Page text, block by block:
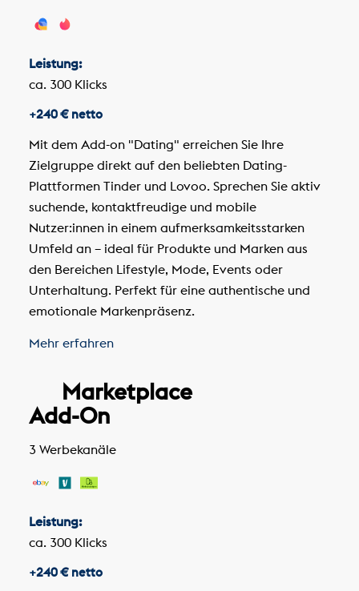
Leistung:
ca. 300 Klicks
+240 € netto
Mit dem Add-on "Dating" erreichen Sie Ihre
Zielgruppe direkt auf den beliebten Dating-
Plattformen Tinder und Lovoo. Sprechen Sie aktiv
suchende, kontaktfreudige und mobile
Nutzer:innen in einem aufmerksamkeitsstarken
Umfeld an – ideal für Produkte und Marken aus
den Bereichen Lifestyle, Mode, Events oder
Unterhaltung. Perfekt für eine authentische und
emotionale Markenpräsenz.
Mehr erfahren
Marketplace
Add-On
3 Werbekanäle
Leistung:
ca. 300 Klicks
+240 € netto